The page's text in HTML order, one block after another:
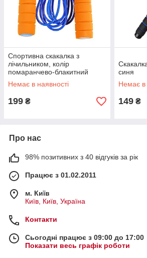
Спортивна скакалка з
лічильником, колір
помаранчево-блакитний
Немає в наявності
199 ₴
синя
Немає в
149 ₴
Про нас
98% позитивних з 40 відгуків за рік
Працює з 01.02.2011
м. Київ
Київ, Київ, Україна
Контакти
Сьогодні працює з 09:00 до 17:00
Показати весь графік роботи